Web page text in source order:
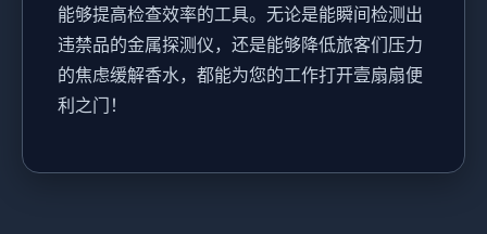
能够提高检查效率的工具。无论是能瞬间检测出
违禁品的金属探测仪，还是能够降低旅客们压力
的焦虑缓解香水，都能为您的工作打开壹扇扇便
利之门！